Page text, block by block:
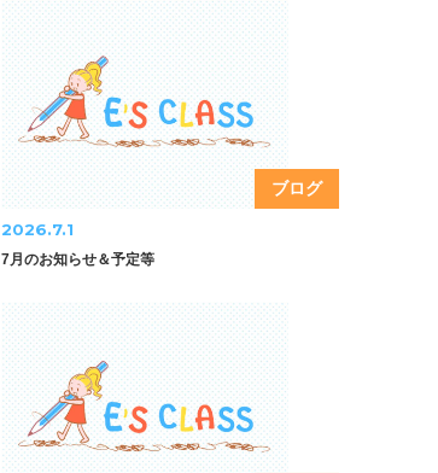
ブログ
2026.7.1
7月のお知らせ＆予定等